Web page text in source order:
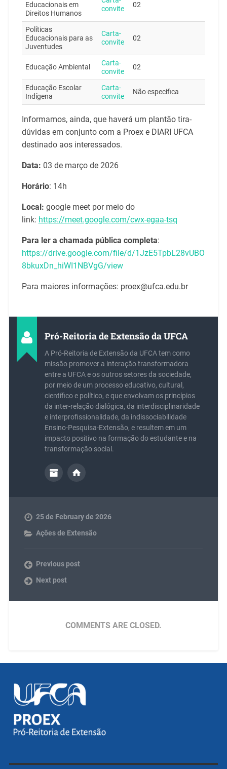
Educacionais em
Direitos Humanos
convite
02
Políticas
Educacionais para as
Juventudes
Carta-
convite
02
Educação Ambiental
Carta-
convite
02
Educação Escolar
Indígena
Carta-
convite
Não especifica
Informamos, ainda, que haverá um plantão tira-
dúvidas em conjunto com a Proex e DIARI UFCA
destinado aos interessados.
Data: 03 de março de 2026
Horário: 14h
Local: google meet por meio do
link: https://meet.google.com/cwx-egaa-tsq
Para ler a chamada pública completa:
https://drive.google.com/file/d/1JzE5TpbL28vUBO
8bkuxDn_hiWI1NBVgG/view
Para maiores informações: proex@ufca.edu.br
Pró-Reitoria de Extensão da UFCA
A Pró-Reitoria de Extensão da UFCA tem como
missão promover a interação transformadora
entre a UFCA e os outros setores da sociedade,
por meio de um processo educativo, cultural,
científico e político, e que envolvam os princípios
da inter-relação dialógica, da interdisciplinaridade
e interprofissionalidade, da indissociabilidade
Ensino-Pesquisa-Extensão, e resultem em um
impacto positivo na formação do estudante e na
transformação social.
25 de February de 2026
Ações de Extensão
Previous post
Next post
COMMENTS ARE CLOSED.